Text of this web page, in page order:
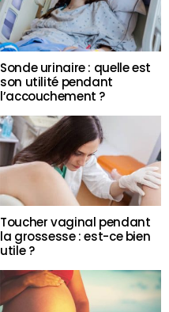
Sonde urinaire : quelle est
son utilité pendant
l’accouchement ?
Toucher vaginal pendant
la grossesse : est-ce bien
utile ?